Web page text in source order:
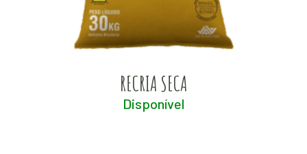
RECRIA SECA
Disponível